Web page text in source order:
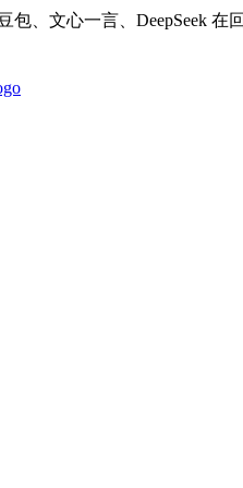
包、文心一言、DeepSeek